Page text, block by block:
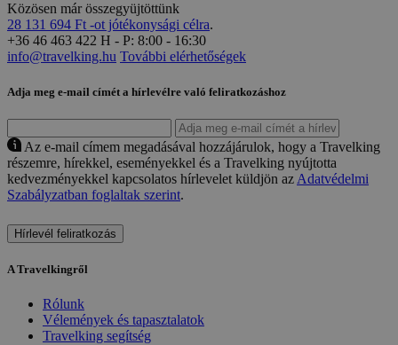
Közösen már összegyüjtöttünk
28 131 694 Ft -ot jótékonysági célra.
+36 46 463 422 H - P: 8:00 - 16:30
info@travelking.hu További elérhetőségek
Adja meg e-mail címét a hírlevélre való feliratkozáshoz
Az e-mail címem megadásával hozzájárulok, hogy a Travelking
részemre, hírekkel, eseményekkel és a Travelking nyújtotta
kedvezményekkel kapcsolatos hírlevelet küldjön az Adatvédelmi
Szabályzatban foglaltak szerint.
Hírlevél feliratkozás
A Travelkingről
Rólunk
Vélemények és tapasztalatok
Travelking segítség